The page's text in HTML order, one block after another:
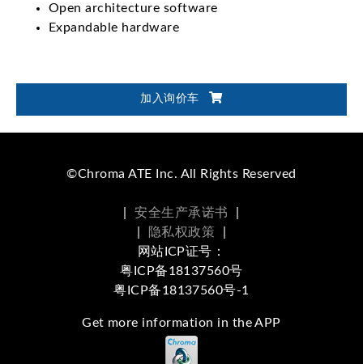
Open architecture software
Expandable hardware
加入询价车
©Chroma ATE Inc. All Rights Reserved
安全生产承诺书
隐私权政策
网站ICP证号：
粤ICP备18137560号
粤ICP备18137560号-1
Get more information in the APP